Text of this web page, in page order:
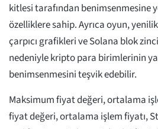
kitlesi tarafından benimsenmesine
özelliklere sahip. Ayrıca oyun,
çarpıcı grafikleri ve Solana blok
nedeniyle kripto para birimlerinin
benimsenmesini teşvik edebilir.
Maksimum fiyat değeri, ortalama
fiyat değeri, ortalama işlem fiyatı,